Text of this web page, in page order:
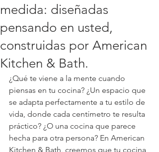
medida: diseñadas
pensando en usted,
construidas por American
Kitchen & Bath.
¿Qué te viene a la mente cuando
piensas en tu cocina? ¿Un espacio que
se adapta perfectamente a tu estilo de
vida, donde cada centímetro te resulta
práctico? ¿O una cocina que parece
hecha para otra persona? En American
Kitchen & Bath, creemos que tu cocina